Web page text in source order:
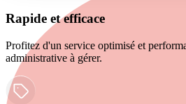
Rapide et efficace
Profitez d'un service optimisé et
administrative à gérer.